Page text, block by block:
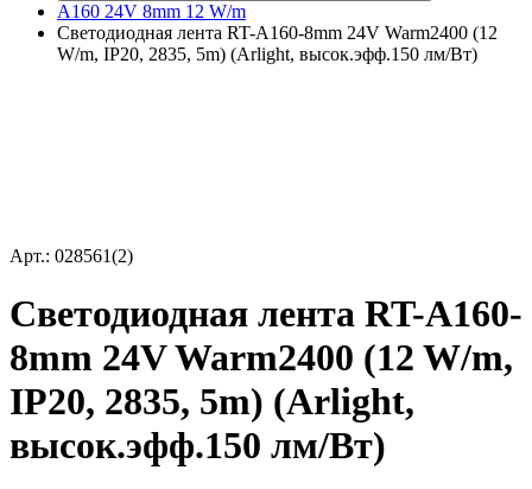
A160 24V 8mm 12 W/m
Светодиодная лента RT-A160-8mm 24V Warm2400 (12
W/m, IP20, 2835, 5m) (Arlight, высок.эфф.150 лм/Вт)
Арт.: 028561(2)
Светодиодная лента RT-A160-
8mm 24V Warm2400 (12 W/m,
IP20, 2835, 5m) (Arlight,
высок.эфф.150 лм/Вт)